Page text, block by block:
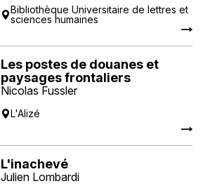
Bibliothèque Universitaire de lettres et
sciences humaines
Les postes de douanes et
paysages frontaliers
Nicolas Fussler
L'Alizé
L'inachevé
Julien Lombardi